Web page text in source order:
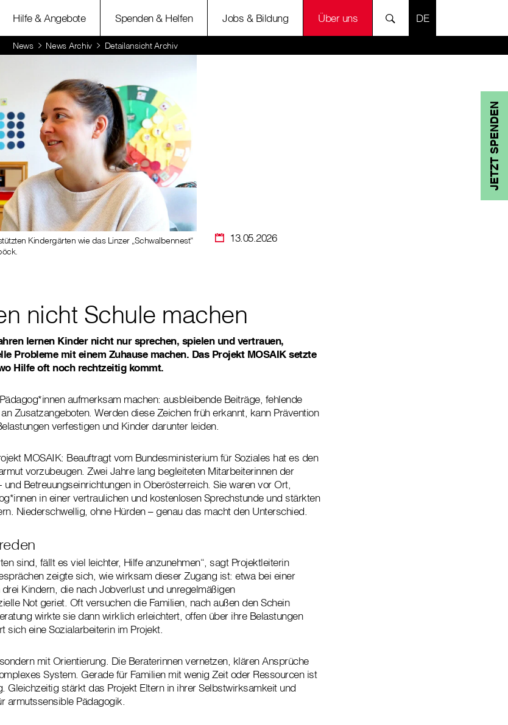
Hilfe & Angebote Spenden & Helfen Jobs & Bildung Über uns SPRACHE
News News Archiv Detailansicht Archiv
JETZT SPENDEN
13.05.2026
Kindergärten wie das Linzer „Schwalbennest“
nicht Schule machen
lernen Kinder nicht nur sprechen, spielen und vertrauen,
Probleme mit einem Zuhause machen. Das Projekt MOSAIK setzte
Hilfe oft noch rechtzeitig kommt.
aufmerksam machen: ausbleibende Beiträge, fehlende
Zusatzangeboten. Werden diese Zeichen früh erkannt, kann Prävention
verfestigen und Kinder darunter leiden.
MOSAIK: Beauftragt vom Bundesministerium für Soziales hat es den
vorzubeugen. Zwei Jahre lang begleiteten Mitarbeiterinnen der
Betreuungseinrichtungen in Oberösterreich. Sie waren vor Ort,
in einer vertraulichen und kostenlosen Sprechstunde und stärkten
Niederschwellig, ohne Hürden ­­– genau das macht den Unterschied.
sind, fällt es viel leichter, Hilfe anzunehmen“, sagt Projektleiterin
zeigte sich, wie wirksam dieser Zugang ist: etwa bei einer
Kindern, die nach Jobverlust und unregelmäßigen
Not geriet. Oft versuchen die Familien, nach außen den Schein
wirkte sie dann wirklich erleichtert, offen über ihre Belastungen
sich eine Sozialarbeiterin im Projekt.
mit Orientierung. Die Beraterinnen vernetzen, klären Ansprüche
System. Gerade für Familien mit wenig Zeit oder Ressourcen ist
Gleichzeitig stärkt das Projekt Eltern in ihrer Selbstwirksamkeit und
armutssensible Pädagogik.